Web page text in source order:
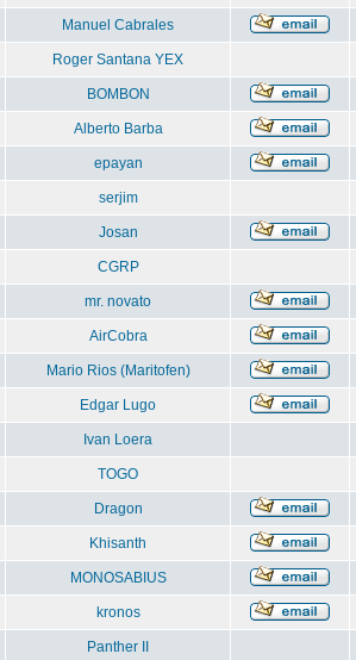
Manuel Cabrales
Roger Santana YEX
BOMBON
Alberto Barba
epayan
serjim
Josan
CGRP
mr. novato
AirCobra
Mario Rios (Maritofen)
Edgar Lugo
Ivan Loera
TOGO
Dragon
Khisanth
MONOSABIUS
kronos
Panther II